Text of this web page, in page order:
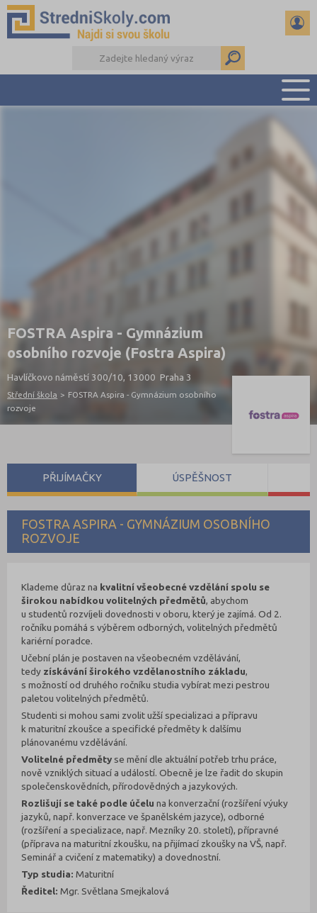
PŘÍPRAVA NA PŘIJÍMAČKY
DŮLEŽITÉ TERMÍNY
REFERÁTY A SEMINÁRKY
DALŠÍ DRUHY ŠKOL
FOSTRA Aspira - Gymnázium
osobního rozvoje (Fostra Aspira)
Havlíčkovo náměstí 300/10, 13000 Praha 3
Střední škola > FOSTRA Aspira - Gymnázium osobního
rozvoje
FOSTRA ASPIRA - GYMNÁZIUM OSOBNÍHO
ROZVOJE
Klademe důraz na kvalitní všeobecné vzdělání spolu se
širokou nabídkou volitelných předmětů, abychom
u studentů rozvíjeli dovednosti v oboru, který je zajímá. Od 2.
ročníku pomáhá s výběrem odborných, volitelných předmětů
kariérní poradce.
Učební plán je postaven na všeobecném vzdělávání,
tedy získávání širokého vzdělanostního základu,
s možností od druhého ročníku studia vybírat mezi pestrou
paletou volitelných předmětů.
Studenti si mohou sami zvolit užší specializaci a přípravu
k maturitní zkoušce a specifické předměty k dalšímu
plánovanému vzdělávání.
Volitelné předměty se mění dle aktuální potřeb trhu práce,
nově vzniklých situací a událostí. Obecně je lze řadit do skupin
společenskovědních, přírodovědných a jazykových.
Rozlišují se také podle účelu na konverzační (rozšíření výuky
jazyků, např. konverzace ve španělském jazyce), odborné
(rozšíření a specializace, např. Mezníky 20. století), přípravné
(příprava na maturitní zkoušku, na přijímací zkoušky na VŠ, např.
Seminář a cvičení z matematiky) a dovednostní.
Typ studia: Maturitní
Ředitel: Mgr. Světlana Smejkalová
PŘIJÍMAČKY ÚSPĚŠNOST